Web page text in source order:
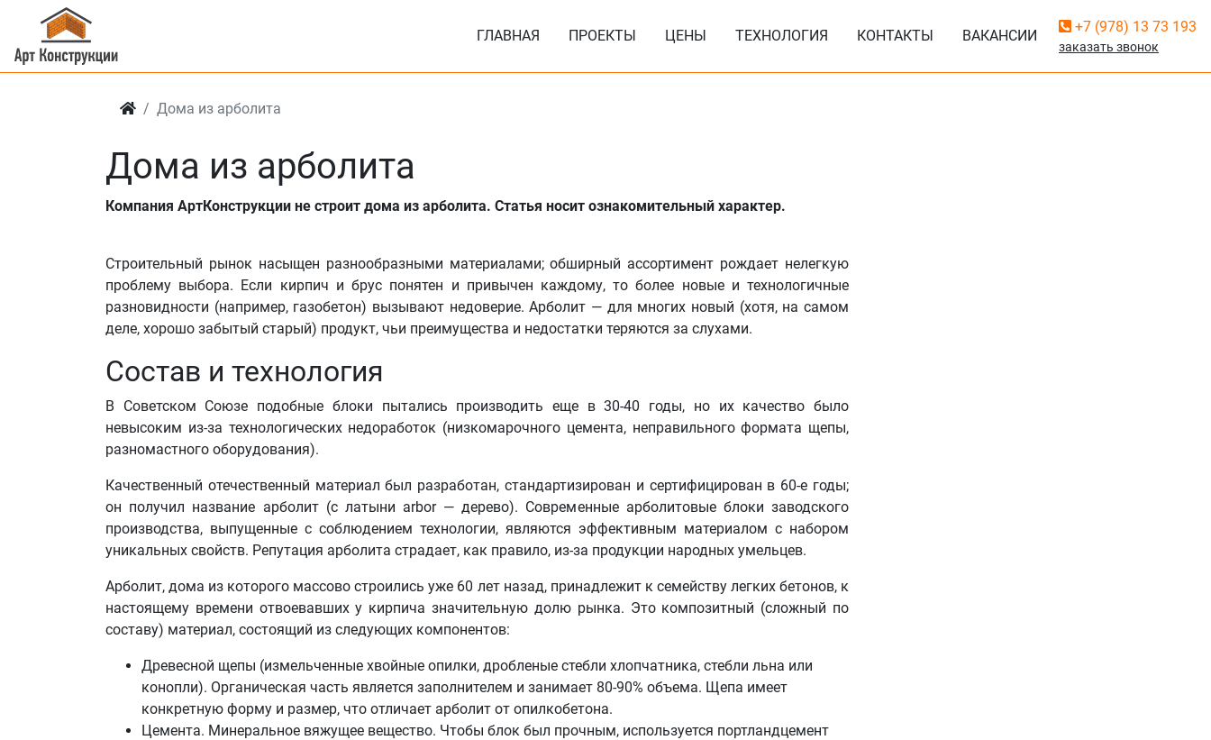
ГЛАВНАЯ ПРОЕКТЫ ЦЕНЫ ТЕХНОЛОГИЯ КОНТАКТЫ ВАКАНСИИ
+7 (978) 13 73 193
заказать звонок
Дома из арболита
Дома из арболита
Компания АртКонструкции не строит дома из арболита. Статья носит ознакомительный характер.
Строительный рынок насыщен разнообразными материалами; обширный ассортимент рождает нелегкую
проблему выбора. Если кирпич и брус понятен и привычен каждому, то более новые и технологичные
разновидности (например, газобетон) вызывают недоверие. Арболит — для многих новый (хотя, на самом
деле, хорошо забытый старый) продукт, чьи преимущества и недостатки теряются за слухами.
Состав и технология
В Советском Союзе подобные блоки пытались производить еще в 30-40 годы, но их качество было
невысоким из-за технологических недоработок (низкомарочного цемента, неправильного формата щепы,
разномастного оборудования).
Качественный отечественный материал был разработан, стандартизирован и сертифицирован в 60-е годы;
он получил название арболит (с латыни arbor — дерево). Современные арболитовые блоки заводского
производства, выпущенные с соблюдением технологии, являются эффективным материалом с набором
уникальных свойств. Репутация арболита страдает, как правило, из-за продукции народных умельцев.
Арболит, дома из которого массово строились уже 60 лет назад, принадлежит к семейству легких бетонов, к
настоящему времени отвоевавших у кирпича значительную долю рынка. Это композитный (сложный по
составу) материал, состоящий из следующих компонентов:
Древесной щепы (измельченные хвойные опилки, дробленые стебли хлопчатника, стебли льна или
конопли). Органическая часть является заполнителем и занимает 80-90% объема. Щепа имеет
конкретную форму и размер, что отличает арболит от опилкобетона.
Цемента. Минеральное вяжущее вещество. Чтобы блок был прочным, используется портландцемент